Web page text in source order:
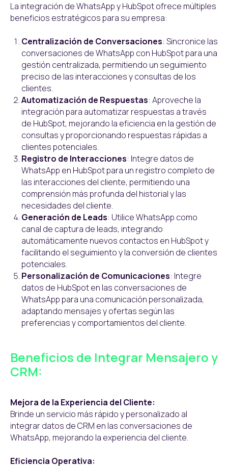
La integración de WhatsApp y HubSpot ofrece múltiples
beneficios estratégicos para su empresa:
Centralización de Conversaciones: Sincronice las
conversaciones de WhatsApp con HubSpot para una
gestión centralizada, permitiendo un seguimiento
preciso de las interacciones y consultas de los
clientes.
Automatización de Respuestas: Aproveche la
integración para automatizar respuestas a través
de HubSpot, mejorando la eficiencia en la gestión de
consultas y proporcionando respuestas rápidas a
clientes potenciales.
Registro de Interacciones: Integre datos de
WhatsApp en HubSpot para un registro completo de
las interacciones del cliente, permitiendo una
comprensión más profunda del historial y las
necesidades del cliente.
Generación de Leads: Utilice WhatsApp como
canal de captura de leads, integrando
automáticamente nuevos contactos en HubSpot y
facilitando el seguimiento y la conversión de clientes
potenciales.
Personalización de Comunicaciones: Integre
datos de HubSpot en las conversaciones de
WhatsApp para una comunicación personalizada,
adaptando mensajes y ofertas según las
preferencias y comportamientos del cliente.
Beneficios de Integrar Mensajero y
CRM:
Mejora de la Experiencia del Cliente:
Brinde un servicio más rápido y personalizado al
integrar datos de CRM en las conversaciones de
WhatsApp, mejorando la experiencia del cliente.
Eficiencia Operativa: